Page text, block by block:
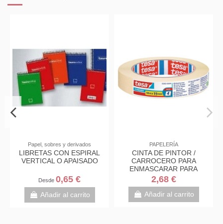
Papel, sobres y derivados
LIBRETAS CON ESPIRAL
VERTICAL O APAISADO
Desde 0,65 €
Añadir al carrito
PAPELERÍA
CINTA DE PINTOR /
CARROCERO PARA
ENMASCARAR PARA
PROFESIONALES
19MM.X50M. TESA...
2,68 €
Añadir al carrito